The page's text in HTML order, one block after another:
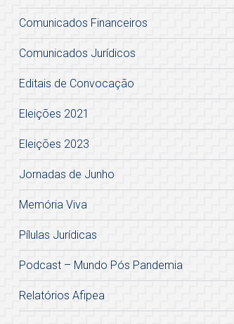
Comunicados Financeiros
Comunicados Jurídicos
Editais de Convocação
Eleições 2021
Eleições 2023
Jornadas de Junho
Memória Viva
Pílulas Jurídicas
Podcast – Mundo Pós Pandemia
Relatórios Afipea